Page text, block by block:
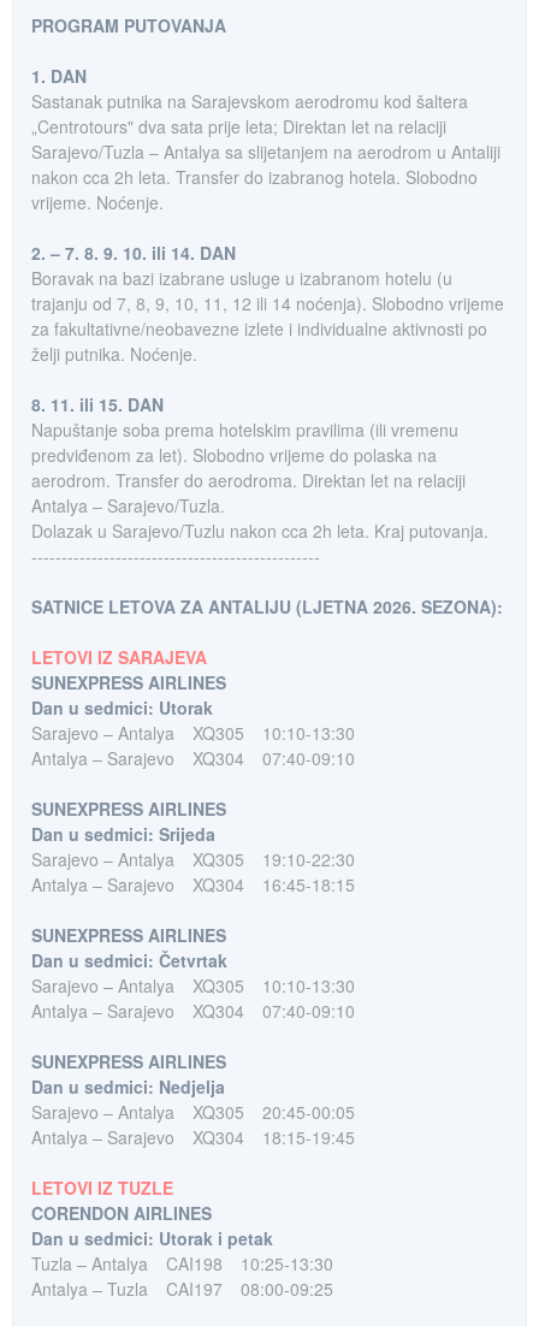
PROGRAM PUTOVANJA
1. DAN
Sastanak putnika na Sarajevskom aerodromu kod šaltera
„Centrotours" dva sata prije leta; Direktan let na relaciji
Sarajevo/Tuzla – Antalya sa slijetanjem na aerodrom u Antaliji
nakon cca 2h leta. Transfer do izabranog hotela. Slobodno
vrijeme. Noćenje.
2. – 7. 8. 9. 10. ili 14. DAN
Boravak na bazi izabrane usluge u izabranom hotelu (u
trajanju od 7, 8, 9, 10, 11, 12 ili 14 noćenja). Slobodno vrijeme
za fakultativne/neobavezne izlete i individualne aktivnosti po
želji putnika. Noćenje.
8. 11. ili 15. DAN
Napuštanje soba prema hotelskim pravilima (ili vremenu
predviđenom za let). Slobodno vrijeme do polaska na
aerodrom. Transfer do aerodroma. Direktan let na relaciji
Antalya – Sarajevo/Tuzla.
Dolazak u Sarajevo/Tuzlu nakon cca 2h leta. Kraj putovanja.
------------------------------------------------
SATNICE LETOVA ZA ANTALIJU (LJETNA 2026. SEZONA):
LETOVI IZ SARAJEVA
SUNEXPRESS AIRLINES
Dan u sedmici: Utorak
Sarajevo – Antalya
XQ305
10:10-13:30
Antalya – Sarajevo
XQ304 07:40-09:10
SUNEXPRESS AIRLINES
Dan u sedmici: Srijeda
Sarajevo – Antalya
XQ305
19:10-22:30
Antalya – Sarajevo
XQ304 16:45-18:15
SUNEXPRESS AIRLINES
Dan u sedmici: Četvrtak
Sarajevo – Antalya
XQ305
10:10-13:30
Antalya – Sarajevo
XQ304 07:40-09:10
SUNEXPRESS AIRLINES
Dan u sedmici: Nedjelja
Sarajevo – Antalya
XQ305
20:45-00:05
Antalya – Sarajevo
XQ304 18:15-19:45
LETOVI IZ TUZLE
CORENDON AIRLINES
Dan u sedmici: Utorak i petak
Tuzla – Antalya
CAI198
10:25-13:30
Antalya – Tuzla
CAI197 08:00-09:25